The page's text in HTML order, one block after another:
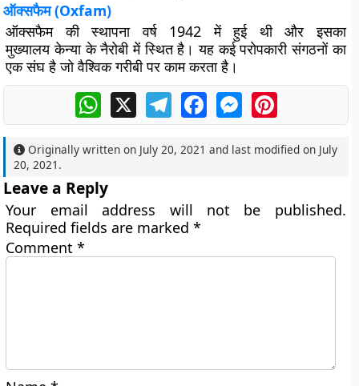
ऑक्सफैम (Oxfam)
ऑक्सफैम की स्थापना वर्ष 1942 में हुई थी और इसका
मुख्यालय केन्या के नैरोबी में स्थित है। यह कई परोपकारी संगठनों का
एक संघ है जो वैश्विक गरीबी पर काम करता है।
WhatsApp
X TelegramFacebookMessengerPinterest
Originally written on July 20, 2021 and last modified on July
20, 2021 .
Leave a Reply
Your email address will not be published.
Required fields are marked*
Comment*